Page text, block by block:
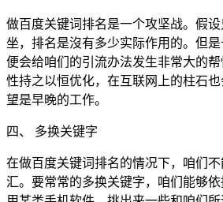
做百度关键词排名是一个攻坚战。假
坐，排名是沒有多少实际作用的。但是
便会给咱们的引流办法发生非常大的
性持之以恒优化，在互联网上的柱石
望是早晚的工作。
四、 多换关键字
在做百度关键词排名的情况下，咱们
汇。要常常的多换关键字，咱们能够